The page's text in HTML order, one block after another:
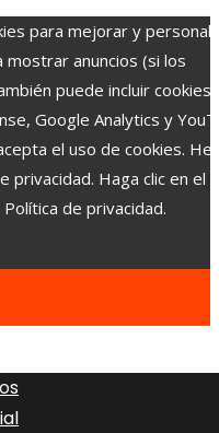
para mejorar y
mostrar anuncios (si los
puede incluir cookies
Google Analytics y
el uso de cookies.
privacidad. Haga clic en el
de privacidad.